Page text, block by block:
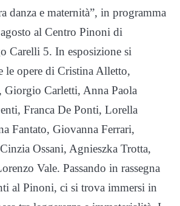
danza e maternità”, in programma
al Centro Pinoni di
Carelli 5. In esposizione si
le opere di Cristina Alletto,
Giorgio Carletti, Anna Paola
Franca De Ponti, Lorella
Fantato, Giovanna Ferrari,
Ossani, Agnieszka Trotta,
Vale. Passando in rassegna
al Pinoni, ci si trova immersi in